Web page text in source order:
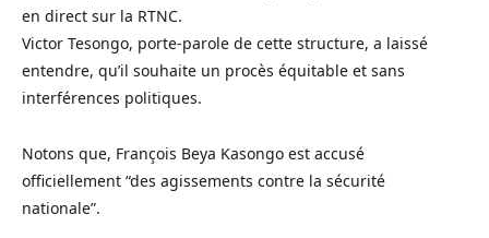
en direct sur la RTNC.
Victor Tesongo, porte-parole de cette structure, a laissé
entendre, qu’il souhaite un procès équitable et sans
interférences politiques.
Notons que, François Beya Kasongo est accusé
officiellement “des agissements contre la sécurité
nationale”.